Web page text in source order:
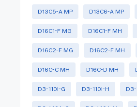
D13C5-A MP D13C6-A MP
D16C1-F MG D16C1-F MH
D16C2-F MG D16C2-F MH
D16C-C MH D16C-D MH
D3-110I-G D3-110I-H